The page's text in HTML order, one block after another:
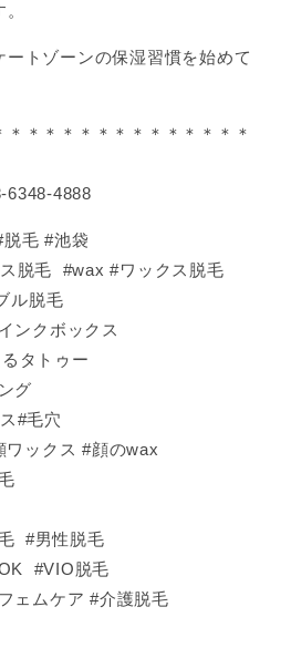
トゾーンの保湿習慣を始めて
＊＊＊＊＊＊＊＊＊＊＊＊＊＊
6348-4888
毛 #池袋
脱毛 #wax #ワックス脱毛
ル脱毛
ンクボックス
タトゥー
グ
#毛穴
ワックス #顔のwax
#男性脱毛
#VIO脱毛
ェムケア #介護脱毛